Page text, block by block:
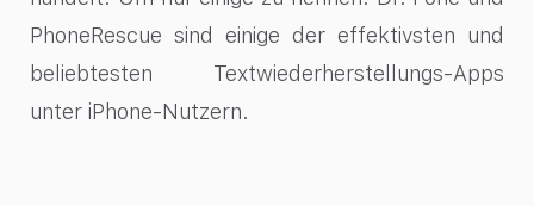
PhoneRescue sind einige der effektivsten und
beliebtesten Textwiederherstellungs-Apps
unter iPhone-Nutzern.